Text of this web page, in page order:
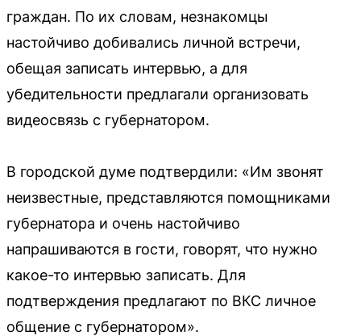
граждан. По их словам, незнакомцы
настойчиво добивались личной встречи,
обещая записать интервью, а для
убедительности предлагали организовать
видеосвязь с губернатором.
В городской думе подтвердили: «Им звонят
неизвестные, представляются помощниками
губернатора и очень настойчиво
напрашиваются в гости, говорят, что нужно
какое-то интервью записать. Для
подтверждения предлагают по ВКС личное
общение с губернатором».